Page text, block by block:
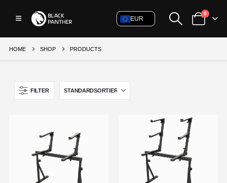
EUR
0
HOME SHOP PRODUCTS
FILTER